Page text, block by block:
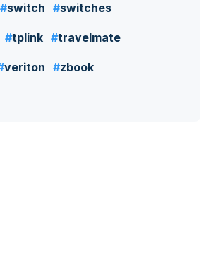
switch switches
tplink travelmate
veriton zbook